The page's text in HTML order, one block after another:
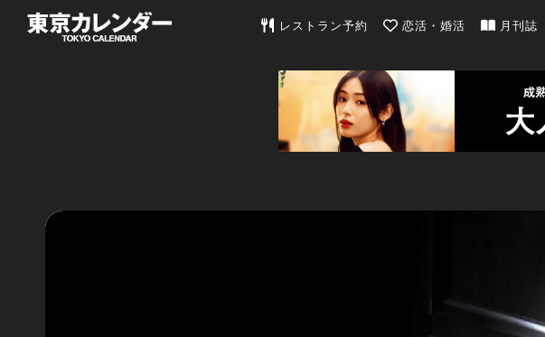
東京カレンダー | 最新のグルメ、洗練されたラ
レストラン予約 恋活・婚活 月刊誌